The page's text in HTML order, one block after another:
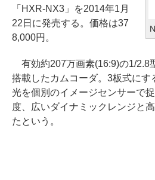
「HXR-NX3」を2014年1月
22日に発売する。価格は37
8,000円。
有効約207万画素(16:9)の1/2.8
搭載したカムコーダ。3板式にす
光を個別のイメージセンサーで
度、広いダイナミックレンジと
たという。